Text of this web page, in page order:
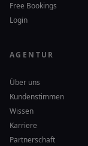
Free Bookings
Login
AGENTUR
Über uns
Kundenstimmen
Wissen
Karriere
Partnerschaft